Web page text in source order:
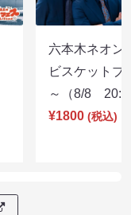
六本木ネオン
ビスケットブ
～（8/8
¥1800 (税込)